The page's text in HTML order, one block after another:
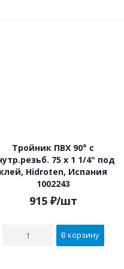
Тройник ПВХ 90° с
75 х 1 1/4" под
клей, Hidroten, Испания
1002243
915₽/шт
В корзину